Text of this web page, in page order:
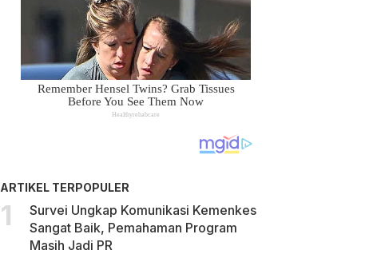
ARTIKEL TERPOPULER
Survei Ungkap Komunikasi Kemenkes
Sangat Baik, Pemahaman Program
Masih Jadi PR